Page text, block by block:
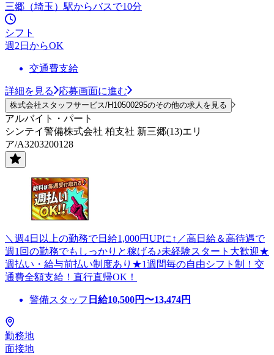
三郷（埼玉）駅からバスで10分
シフト
週2日からOK
交通費支給
詳細を見る 応募画面に進む
株式会社スタッフサービス/H10500295のその他の求人を見る
アルバイト・パート
シンテイ警備株式会社 柏支社 新三郷(13)エリ
ア/A3203200128
＼週4日以上の勤務で日給1,000円UPに↑／高日給＆高待遇で
週1回の勤務でもしっかりと稼げる♪未経験スタート大歓迎★
週払い・給与前払い制度あり★1週間毎の自由シフト制！交
通費全額支給！直行直帰OK！
警備スタッフ 日給10,500円〜13,474円
勤務地
面接地